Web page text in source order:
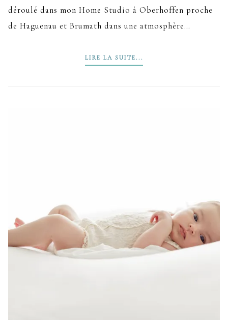
déroulé dans mon Home Studio à Oberhoffen proche
de Haguenau et Brumath dans une atmosphère…
LIRE LA SUITE...